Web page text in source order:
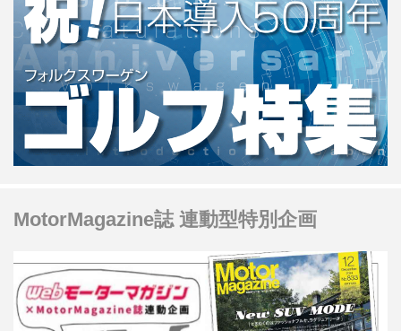
MotorMagazine誌 連動型特別企画